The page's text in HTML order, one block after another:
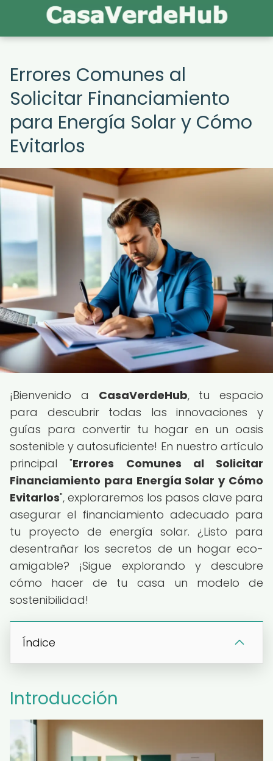
Errores Comunes al
Solicitar Financiamiento
para Energía Solar y Cómo
Evitarlos
¡Bienvenido a CasaVerdeHub, tu espacio
para descubrir todas las innovaciones y
guías para convertir tu hogar en un oasis
sostenible y autosuficiente! En nuestro artículo
principal "Errores Comunes al Solicitar
Financiamiento para Energía Solar y Cómo
Evitarlos", exploraremos los pasos clave para
asegurar el financiamiento adecuado para
tu proyecto de energía solar. ¿Listo para
desentrañar los secretos de un hogar eco-
amigable? ¡Sigue explorando y descubre
cómo hacer de tu casa un modelo de
sostenibilidad!
Índice
Introducción